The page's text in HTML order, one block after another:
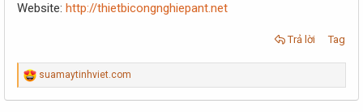
Website: http://thietbicongnghiepant.net
Trả lời Tag
R
e
a
suamaytinhviet.com